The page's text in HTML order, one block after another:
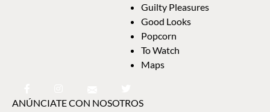
Guilty Pleasures
Good Looks
Popcorn
To Watch
Maps
ANÚNCIATE CON NOSOTROS